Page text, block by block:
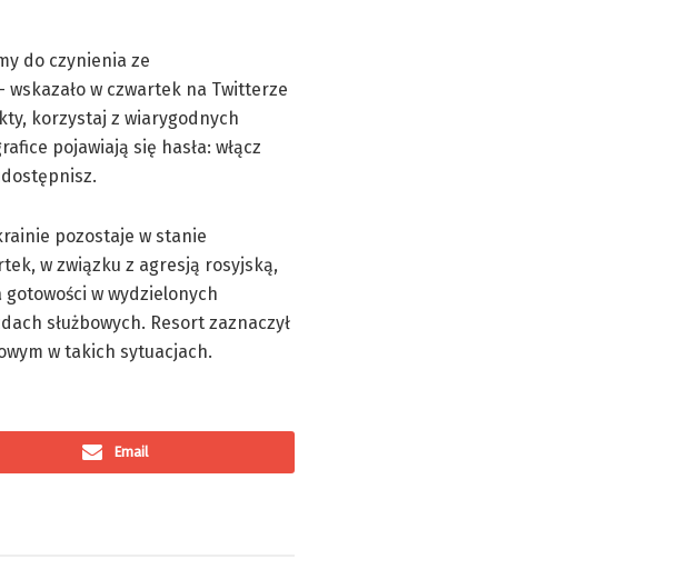
do czynienia ze
w czwartek na Twitterze
korzystaj z wiarygodnych
pojawiają się hasła: włącz
pozostaje w stanie
w związku z agresją rosyjską,
w wydzielonych
służbowych. Resort zaznaczył
w takich sytuacjach.
Email